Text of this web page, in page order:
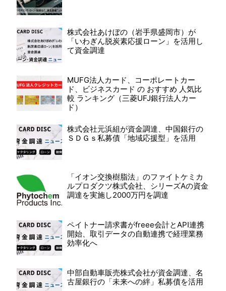
株式会社あけぼの（岩手県盛岡市）が
「いわぎん脱炭素応援ローン」を活用し
て資金調達
MUFG法人カード、コーポレートカー
ド、ビジネスカード の おすすめ 人気比
較 ランキング（三菱UFJ銀行法人カー
ド）
株式会社元浜組が資金調達、中国銀行の
ＳＤＧｓ私募債「地域応援型」を活用
「イオン交換樹脂法」のファイトケミカ
ルプロダクツ株式会社、シリーズAの資金
調達を実施し2000万円を調達
ペイトナー請求書がfreee会計とAPI連携
開始、取引データの自動連携で経理業務
効率化へ
中部自動車販売株式会社が資金調達、名
古屋銀行の「未来への絆」私募債を活用